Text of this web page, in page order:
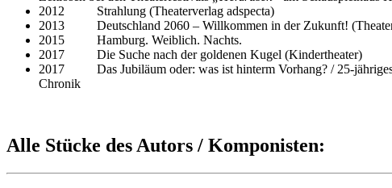
2012 Strahlung (Theaterverlag adspecta)
2013 Deutschland 2060 – Willkommen in der Zukunft!
2015 Hamburg. Weiblich. Nachts.
2017 Die Suche nach der goldenen Kugel (Kindertheater)
2017 Das Jubiläum oder: was ist hinterm Vorhang? / 25-
Chronik
Alle Stücke des Autors / Komponisten: